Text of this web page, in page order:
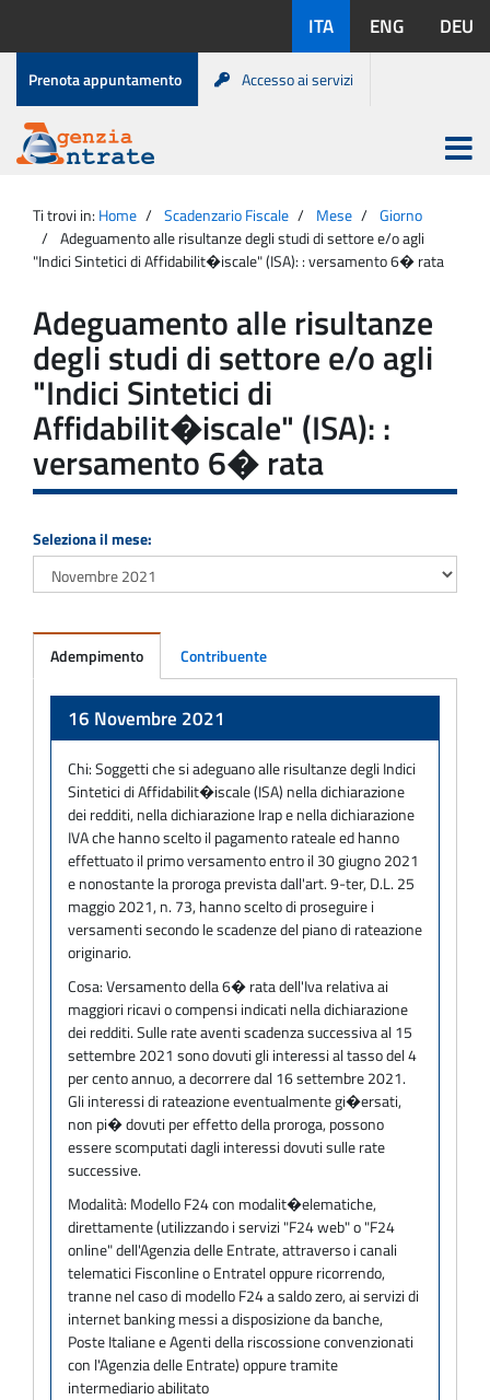
contenuto
disponibili:
ITA ENG DEU
Menu
di
servizio
Prenota appuntamento Accesso ai servizi
Agenzia
Entrate
Apri
menu
principale
Ti trovi in: Home Scadenzario Fiscale Mese
Giorno
Adeguamento alle risultanze degli studi di settore e/o agli
"Indici Sintetici di Affidabilit�iscale" (ISA): : versamento 6� rata
Adeguamento alle risultanze
degli studi di settore e/o agli
"Indici Sintetici di
Affidabilit�iscale" (ISA): :
versamento 6� rata
Seleziona il mese:
Adempimento Contribuente
16 Novembre 2021
Chi:Soggetti che si adeguano alle risultanze degli Indici
Sintetici di Affidabilit�iscale (ISA) nella dichiarazione
dei redditi, nella dichiarazione Irap e nella dichiarazione
IVA che hanno scelto il pagamento rateale ed hanno
effettuato il primo versamento entro il 30 giugno 2021
e nonostante la proroga prevista dall'art. 9-ter, D.L. 25
maggio 2021, n. 73, hanno scelto di proseguire i
versamenti secondo le scadenze del piano di rateazione
originario.
Cosa:Versamento della 6� rata dell'Iva relativa ai
maggiori ricavi o compensi indicati nella dichiarazione
dei redditi. Sulle rate aventi scadenza successiva al 15
settembre 2021 sono dovuti gli interessi al tasso del 4
per cento annuo, a decorrere dal 16 settembre 2021.
Gli interessi di rateazione eventualmente gi�ersati,
non pi� dovuti per effetto della proroga, possono
essere scomputati dagli interessi dovuti sulle rate
successive.
Modalità: Modello F24 con modalit�elematiche,
direttamente (utilizzando i servizi "F24 web" o "F24
online" dell'Agenzia delle Entrate, attraverso i canali
telematici Fisconline o Entratel oppure ricorrendo,
tranne nel caso di modello F24 a saldo zero, ai servizi di
internet banking messi a disposizione da banche,
Poste Italiane e Agenti della riscossione convenzionati
con l'Agenzia delle Entrate) oppure tramite
intermediario abilitato